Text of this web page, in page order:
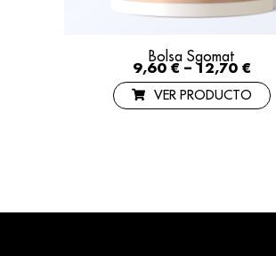
Bolsa Sgomat
9,60 € – 12,70 €
VER PRODUCTO